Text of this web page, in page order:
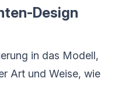
Design
in das Modell,
Art und Weise, wie